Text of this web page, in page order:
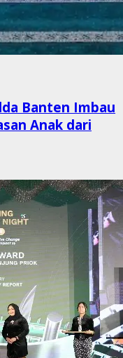
Banten Imbau
Anak dari